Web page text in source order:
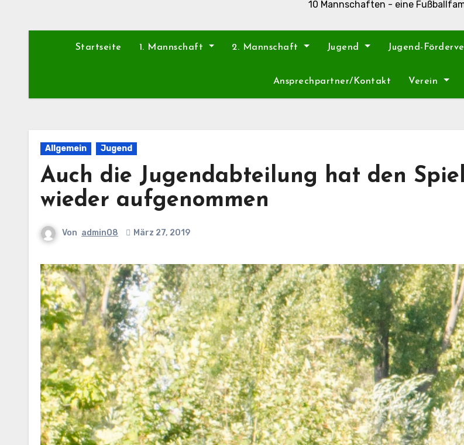
10 Mannschaften - eine
Startseite 1. Mannschaft 2. Mannschaft Jugend Jugend-
Ansprechpartner/Kontakt Verein
Allgemein Jugend
Auch die Jugendabteilung hat den
wieder aufgenommen
Von admin08 März 27, 2019